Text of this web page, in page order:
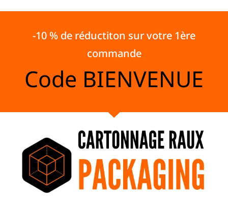
-10 % de réductiton sur votre 1ère
commande
Code BIENVENUE